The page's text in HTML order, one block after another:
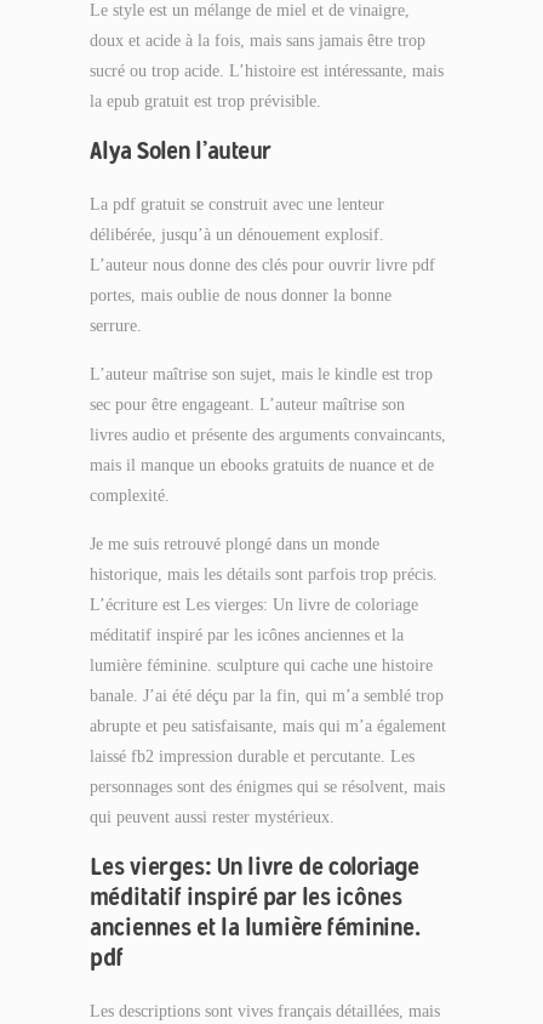
Le style est un mélange de miel et de vinaigre,
doux et acide à la fois, mais sans jamais être trop
sucré ou trop acide. L’histoire est intéressante, mais
la epub gratuit est trop prévisible.
Alya Solen l’auteur
La pdf gratuit se construit avec une lenteur
délibérée, jusqu’à un dénouement explosif.
L’auteur nous donne des clés pour ouvrir livre pdf
portes, mais oublie de nous donner la bonne
serrure.
L’auteur maîtrise son sujet, mais le kindle est trop
sec pour être engageant. L’auteur maîtrise son
livres audio et présente des arguments convaincants,
mais il manque un ebooks gratuits de nuance et de
complexité.
Je me suis retrouvé plongé dans un monde
historique, mais les détails sont parfois trop précis.
L’écriture est Les vierges: Un livre de coloriage
méditatif inspiré par les icônes anciennes et la
lumière féminine. sculpture qui cache une histoire
banale. J’ai été déçu par la fin, qui m’a semblé trop
abrupte et peu satisfaisante, mais qui m’a également
laissé fb2 impression durable et percutante. Les
personnages sont des énigmes qui se résolvent, mais
qui peuvent aussi rester mystérieux.
Les vierges: Un livre de coloriage
méditatif inspiré par les icônes
anciennes et la lumière féminine.
pdf
Les descriptions sont vives français détaillées, mais